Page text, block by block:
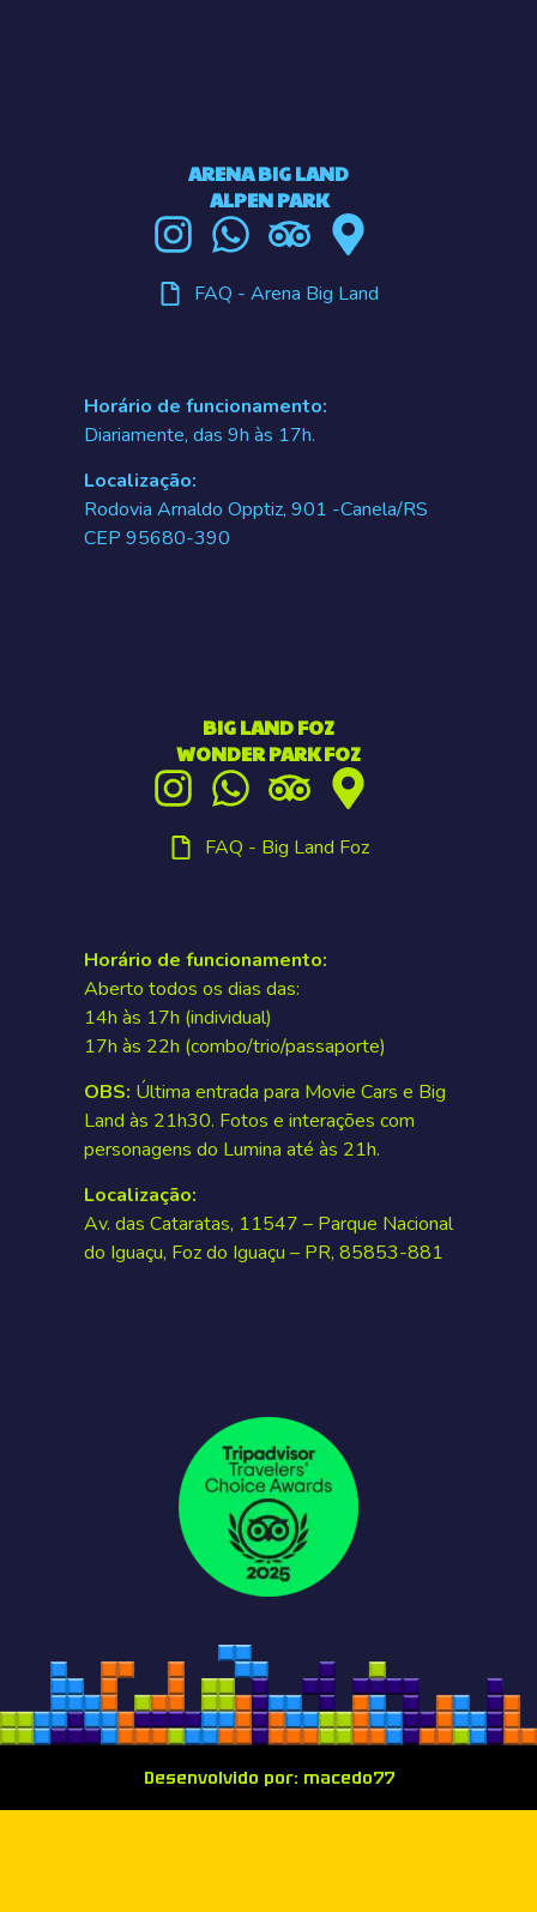
ARENA BIG LAND
ALPEN PARK
FAQ - Arena Big Land
Horário de funcionamento:
Diariamente, das 9h às 17h.
Localização:
Rodovia Arnaldo Opptiz, 901 -Canela/RS
CEP 95680-390
BIG LAND FOZ
WONDER PARK FOZ
FAQ - Big Land Foz
Horário de funcionamento:
Aberto todos os dias das:
14h às 17h (individual)
17h às 22h (combo/trio/passaporte)
OBS: Última entrada para Movie Cars e Big
Land às 21h30. Fotos e interações com
personagens do Lumina até às 21h.
Localização:
Av. das Cataratas, 11547 – Parque Nacional
do Iguaçu, Foz do Iguaçu – PR, 85853-881
Desenvolvido por: macedo77